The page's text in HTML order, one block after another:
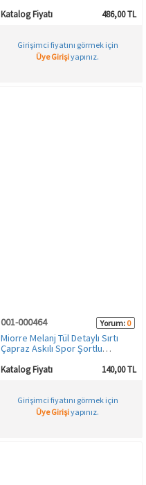
Katalog Fiyatı 486,00 TL
Girişimci fiyatını görmek için
Üye Girişiyapınız.
001-000464 Yorum: 0
Miorre Melanj Tül Detaylı Sırtı
Çapraz Askılı Spor Şortlu
Katalog Fiyatı 140,00 TL
Girişimci fiyatını görmek için
Üye Girişiyapınız.